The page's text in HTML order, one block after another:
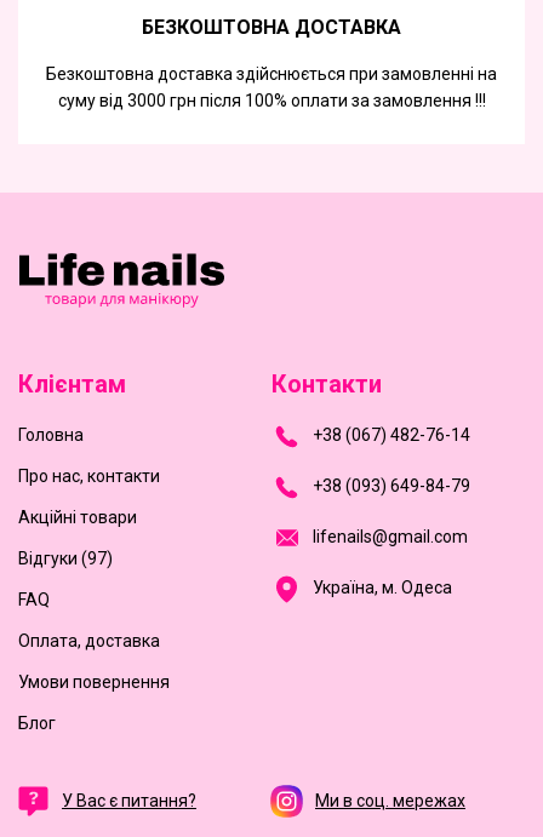
БЕЗКОШТОВНА ДОСТАВКА
Безкоштовна доставка здійснюється при замовленні на
суму від 3000 грн після 100% оплати за замовлення !!!
Клієнтам
Головна
Про нас, контакти
Акційні товари
Відгуки (97)
FAQ
Оплата, доставка
Умови повернення
Блог
Контакти
+38 (067) 482-76-14
+38 (093) 649-84-79
ifenai s@gmai com
Україна, м. Одеса
У Вас є питання? Ми в соц. мережах